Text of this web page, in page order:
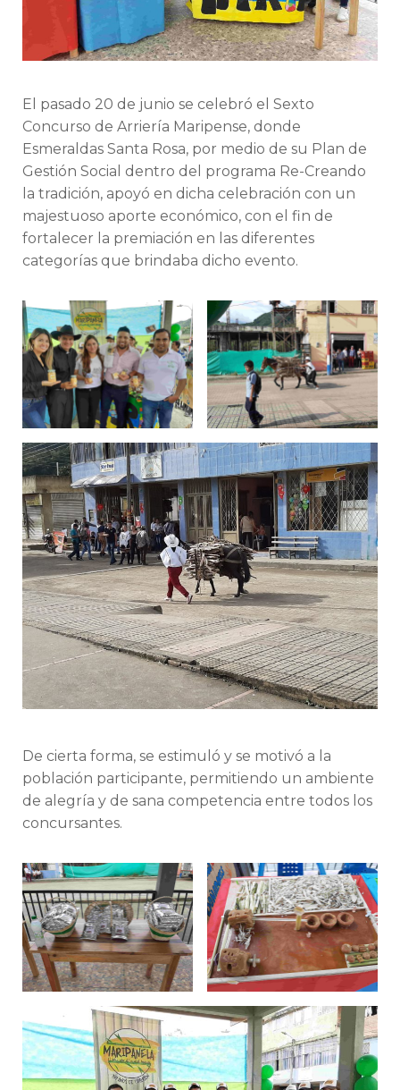
El pasado 20 de junio se celebró el Sexto
Concurso de Arriería Maripense, donde
Esmeraldas Santa Rosa, por medio de su Plan de
Gestión Social dentro del programa Re-Creando
la tradición, apoyó en dicha celebración con un
majestuoso aporte económico, con el fin de
fortalecer la premiación en las diferentes
categorías que brindaba dicho evento.
De cierta forma, se estimuló y se motivó a la
población participante, permitiendo un ambiente
de alegría y de sana competencia entre todos los
concursantes.